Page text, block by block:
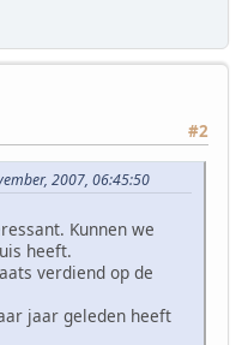
#2
2007, 06:45:50
Kunnen we
heeft.
verdiend op de
jaar geleden heeft